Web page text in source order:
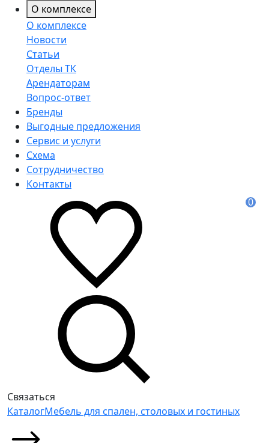
О комплексе
О комплексе
Новости
Статьи
Отделы ТК
Арендаторам
Вопрос-ответ
Бренды
Выгодные предложения
Сервис и услуги
Схема
Сотрудничество
Контакты
0
Связаться
КаталогМебель для спален, столовых и гостиных